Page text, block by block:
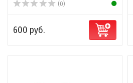
(0)
600 руб.